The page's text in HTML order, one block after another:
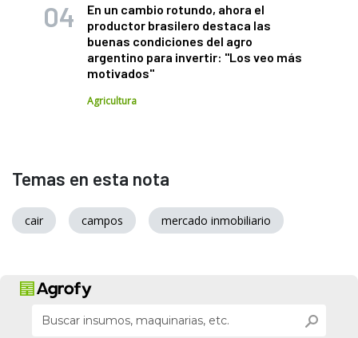
En un cambio rotundo, ahora el
productor brasilero destaca las
buenas condiciones del agro
argentino para invertir: "Los veo más
motivados"
Agricultura
Temas en esta nota
cair campos mercado inmobiliario